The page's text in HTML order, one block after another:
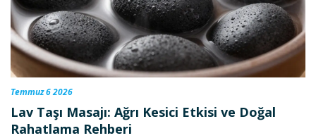
Temmuz 6 2026
Lav Taşı Masajı: Ağrı Kesici Etkisi ve Doğal
Rahatlama Rehberi